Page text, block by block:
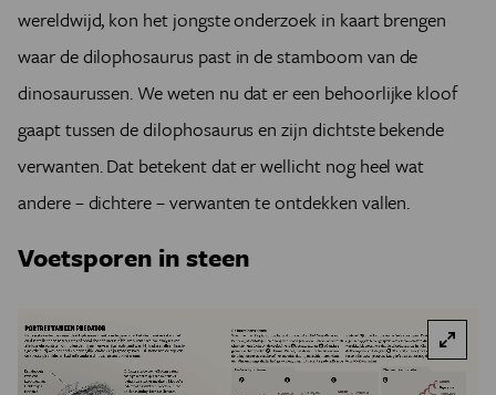
wereldwijd, kon het jongste onderzoek in kaart brengen
waar de dilophosaurus past in de stamboom van de
dinosaurussen. We weten nu dat er een behoorlijke kloof
gaapt tussen de dilophosaurus en zijn dichtste bekende
verwanten. Dat betekent dat er wellicht nog heel wat
andere – dichtere – verwanten te ontdekken vallen.
Voetsporen in steen